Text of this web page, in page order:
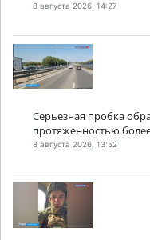
8 августа 2026, 14:27
Серьезная пробка
протяженностью
8 августа 2026, 13:52